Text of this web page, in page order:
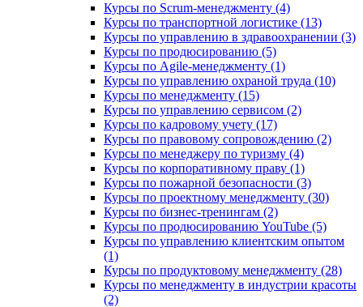
Курсы по Scrum-менеджменту (4)
Курсы по транспортной логистике (13)
Курсы по управлению в здравоохранении (3)
Курсы по продюсированию (5)
Курсы по Agile-менеджменту (1)
Курсы по управлению охраной труда (10)
Курсы по менеджменту (15)
Курсы по управлению сервисом (2)
Курсы по кадровому учету (17)
Курсы по правовому сопровождению (2)
Курсы по менеджеру по туризму (4)
Курсы по корпоративному праву (1)
Курсы по пожарной безопасности (3)
Курсы по проектному менеджменту (30)
Курсы по бизнес-тренингам (2)
Курсы по продюсированию YouTube (5)
Курсы по управлению клиентским опытом
(1)
Курсы по продуктовому менеджменту (28)
Курсы по менеджменту в индустрии красоты
(2)